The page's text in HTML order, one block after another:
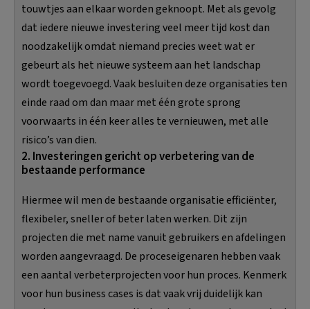
touwtjes aan elkaar worden geknoopt. Met als gevolg
dat iedere nieuwe investering veel meer tijd kost dan
noodzakelijk omdat niemand precies weet wat er
gebeurt als het nieuwe systeem aan het landschap
wordt toegevoegd. Vaak besluiten deze organisaties ten
einde raad om dan maar met één grote sprong
voorwaarts in één keer alles te vernieuwen, met alle
risico’s van dien.
2. Investeringen gericht op verbetering van de
bestaande performance
Hiermee wil men de bestaande organisatie efficiënter,
flexibeler, sneller of beter laten werken. Dit zijn
projecten die met name vanuit gebruikers en afdelingen
worden aangevraagd. De proceseigenaren hebben vaak
een aantal verbeterprojecten voor hun proces. Kenmerk
voor hun business cases is dat vaak vrij duidelijk kan